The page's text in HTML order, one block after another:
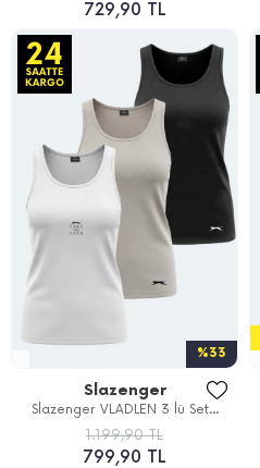
729,90 TL
%33
Slazenger
Slazenger VLADLEN 3 lü Set...
1.199,90 TL
799,90 TL